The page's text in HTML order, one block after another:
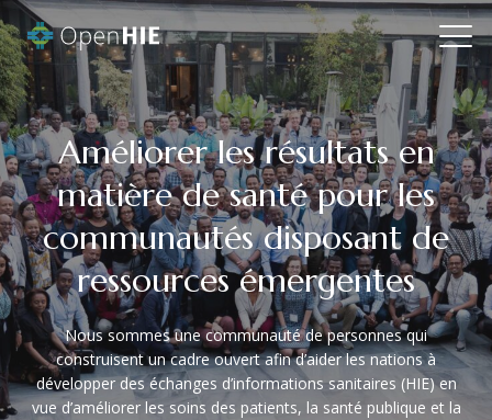
Améliorer les résultats en
matière de santé pour les
communautés disposant de
ressources émergentes
Nous sommes une communauté de personnes qui
construisent un cadre ouvert afin d’aider les nations à
développer des échanges d’informations sanitaires (HIE) en
vue d’améliorer les soins des patients, la santé publique et la